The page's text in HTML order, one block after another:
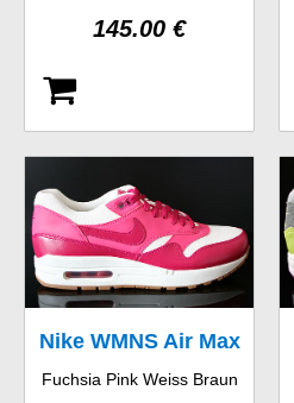
145.00 €
Nike WMNS Air Max
1 Vintage
Fuchsia Pink Weiss Braun